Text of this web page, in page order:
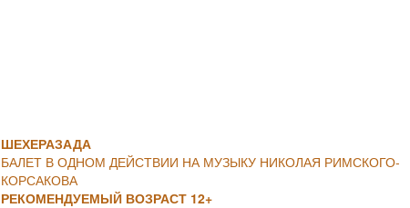
ШЕХЕРАЗАДА
БАЛЕТ В ОДНОМ ДЕЙСТВИИ НА МУЗЫКУ НИКОЛАЯ РИМСКОГО-
КОРСАКОВА
РЕКОМЕНДУЕМЫЙ ВОЗРАСТ 12+